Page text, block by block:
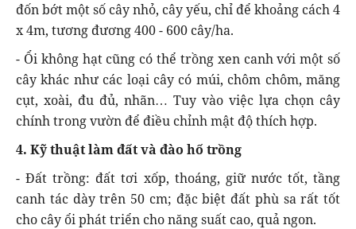
đốn bớt một số cây nhỏ, cây yếu, chỉ để khoảng cách 4
x 4m, tương đương 400 - 600 cây/ha.
- Ổi không hạt cũng có thể trồng xen canh với một số
cây khác như các loại cây có múi, chôm chôm, măng
cụt, xoài, đu đủ, nhãn… Tuy vào việc lựa chọn cây
chính trong vườn để điều chỉnh mật độ thích hợp.
4. Kỹ thuật làm đất và đào hố trồng
- Đất trồng: đất tơi xốp, thoáng, giữ nước tốt, tầng
canh tác dày trên 50 cm; đặc biệt đất phù sa rất tốt
cho cây ổi phát triển cho năng suất cao, quả ngon.